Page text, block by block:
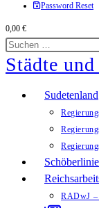
springenPassword Reset
0,00 €
Diese
Website
durchsuchen
Städte
Sudetenland
Schöberlinie
RADwJ